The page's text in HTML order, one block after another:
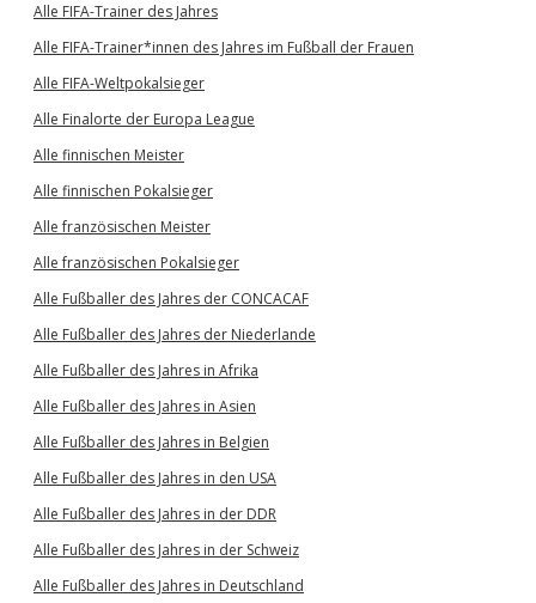
Alle FIFA-Trainer des Jahres
Alle FIFA-Trainer*innen des Jahres im Fußball der Frauen
Alle FIFA-Weltpokalsieger
Alle Finalorte der Europa League
Alle finnischen Meister
Alle finnischen Pokalsieger
Alle französischen Meister
Alle französischen Pokalsieger
Alle Fußballer des Jahres der CONCACAF
Alle Fußballer des Jahres der Niederlande
Alle Fußballer des Jahres in Afrika
Alle Fußballer des Jahres in Asien
Alle Fußballer des Jahres in Belgien
Alle Fußballer des Jahres in den USA
Alle Fußballer des Jahres in der DDR
Alle Fußballer des Jahres in der Schweiz
Alle Fußballer des Jahres in Deutschland